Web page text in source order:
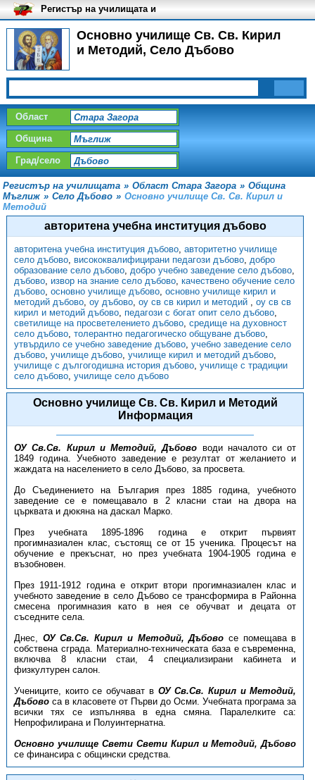
Основно училище Св. Св. Кирил
и Методий, Село Дъбово
Регистър на училищата и
университетите в България
Област
Община
Град/село
Регистър на училищата » Област Стара Загора » Община
Мъглиж » Село Дъбово » Основно училище Св. Св. Кирил и
Методий
авторитена учебна институция дъбово
авторитена учебна институция дъбово, авторитетно училище
село дъбово, висококвалифицирани педагози дъбово, добро
образование село дъбово, добро учебно заведение село дъбово,
дъбово, извор на знание село дъбово, качествено обучение село
дъбово, основно училище дъбово, основно училище кирил и
методий дъбово, оу дъбово, оу св св кирил и методий , оу св св
кирил и методий дъбово, педагози с богат опит село дъбово,
светилище на просветелението дъбово, средище на духовност
село дъбово, толерантно педагогическо общуване дъбово,
утвърдило се учебно заведение дъбово, учебно заведение село
дъбово, училище дъбово, училище кирил и методий дъбово,
училище с дългогодишна история дъбово, училище с традиции
село дъбово, училище село дъбово
Основно училище Св. Св. Кирил и Методий
Информация
ОУ Св.Св. Кирил и Методий, Дъбово води началото си от
1849 година. Учебното заведение е резултат от желанието и
жаждата на населението в село Дъбово, за просвета.
До Съединението на България през 1885 година, учебното
заведение се е помещавало в 2 класни стаи на двора на
църквата и дюкяна на даскал Марко.
През учебната 1895-1896 година е открит първият
прогимназиален клас, състоящ се от 15 ученика. Процесът на
обучение е прекъснат, но през учебната 1904-1905 година е
възобновен.
През 1911-1912 година е открит втори прогимназиален клас и
учебното заведение в село Дъбово се трансформира в Районна
смесена прогимназия като в нея се обучват и децата от
съседните села.
Днес, ОУ Св.Св. Кирил и Методий, Дъбово се помещава в
собствена сграда. Материално-техническата база е съвременна,
включва 8 класни стаи, 4 специализирани кабинета и
физкултурен салон.
Учениците, които се обучават в ОУ Св.Св. Кирил и Методий,
Дъбовоса в класовете от Първи до Осми. Учебната програма за
всички тях се изпълнява в една смяна. Паралелките са:
Непрофилирана и Полуинтернатна.
Основно училище Свети Свети Кирил и Методий, Дъбово
се финансира с общински средства.